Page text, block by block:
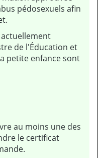
pédosexuels afin
de l'Éducation et
petite enfance sont
au moins une des
le certificat